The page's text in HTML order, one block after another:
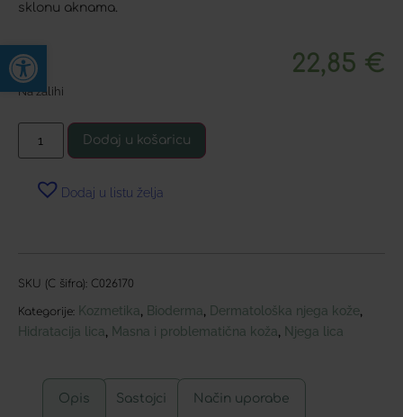
Open toolbar
sklonu aknama.
22,85 €
Na zalihi
Dodaj u košaricu
Dodaj u listu želja
SKU (C šifra): C026170
Kategorije: Kozmetika Bioderma Dermatološka njega kože
Hidratacija lica Masna i problematična koža Njega lica
Opis Sastojci Način uporabe